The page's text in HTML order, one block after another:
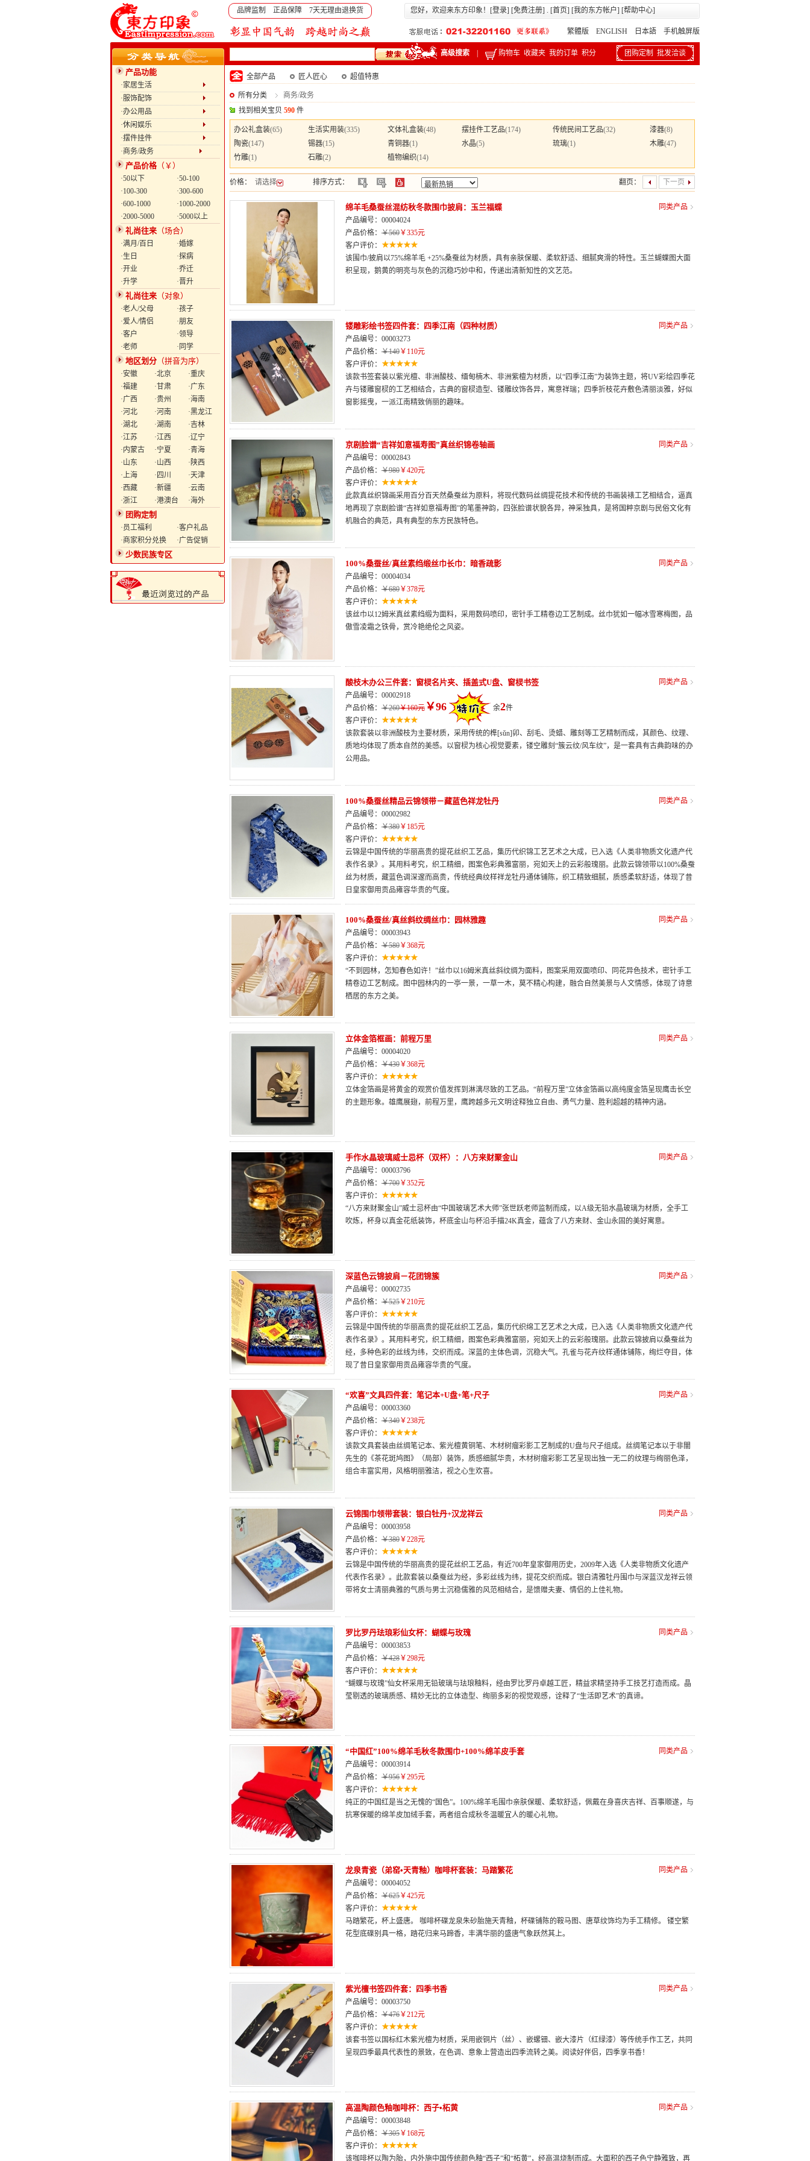
品牌监制 正品保障 7天无理由退换货 您好，欢迎来东方印象！[登录] [免费注册] . [首页] [我的东方帐户] [帮助中心]
繁體版 ENGLISH 日本語 手机触屏版
高级搜索 购物车 收藏夹 我的订单 积分 团购定制 批发洽谈
产品功能
·家居生活
·服饰配饰
·办公用品
·休闲娱乐
·摆件挂件
·商务/政务
产品价格（￥）
·50以下
·50-100
·100-300
·300-600
·600-1000
·1000-2000
·2000-5000
·5000以上
礼尚往来 （场合）
·满月/百日
·婚嫁
·生日
·探病
·开业
·乔迁
·升学
·晋升
礼尚往来 （对象）
·老人/父母
·孩子
·爱人/情侣
·朋友
·客户
·领导
·老师
·同学
地区划分 （拼音为序）
·安徽 ·北京
·重庆
·福建
·甘肃
·广东
·广西
·贵州
·海南
·河北
·河南
·黑龙江
·湖北
·湖南
·吉林
·江苏
·江西
·辽宁
·内蒙古
·宁夏
·青海
·山东
·山西
·陕西
·上海
·四川
·天津
·西藏
·新疆
·云南
·浙江
·港澳台 ·海外
团购定制
·员工福利
·客户礼品
·商家积分兑换
·广告促销
少数民族专区
全部产品 匠人匠心 超值特惠
所有分类
商务/政务
找到相关宝贝 590 件
办公礼盒装(65) 生活实用装(335) 文体礼盒装(48) 摆挂件工艺品(174) 传统民间工艺品(32) 漆器(8)
陶瓷(147) 锡器(15) 青铜器(1) 水晶(5) 琉璃(1) 木雕(47)
竹雕(1) 石雕(2) 植物编织(14)
价格： 请选择 排序方式： 翻页： 下一页
绵羊毛桑蚕丝混纺秋冬款围巾披肩：玉兰福蝶
同类产品
产品编号：00004024
产品价格： ￥560￥335元
客户评价：
该围巾/披肩以75%绵羊毛 +25%桑蚕丝为材质，具有亲肤保暖、柔软舒适、细腻爽滑的特性。玉兰蝴蝶图大面
积呈现，鹅黄的明亮与灰色的沉稳巧妙中和，传递出清新知性的文艺范。
镂雕彩绘书签四件套：四季江南（四种材质）
同类产品
产品编号：00003273
产品价格： ￥140￥110元
客户评价：
该款书签套装以紫光檀、非洲酸枝、缅甸楠木、非洲紫檀为材质，以“四季江南”为装饰主题，将UV彩绘四季花
卉与镂雕窗棂的工艺相结合，古典的窗棂造型、镂雕纹饰各异，寓意祥瑞；四季折枝花卉敷色清丽淡雅，好似
窗影摇曳，一派江南精致俏丽的趣味。
京剧脸谱“吉祥如意福寿图”真丝织锦卷轴画
同类产品
产品编号：00002843
产品价格： ￥980￥420元
客户评价：
此款真丝织锦画采用百分百天然桑蚕丝为原料，将现代数码丝绸提花技术和传统的书画装裱工艺相结合，逼真
地再现了京剧脸谱“吉祥如意福寿图”的笔墨神韵，四张脸谱状貌各异，神采独具，是将国粹京剧与民俗文化有
机融合的典范，具有典型的东方民族特色。
100%桑蚕丝/真丝素绉缎丝巾长巾：暗香疏影
同类产品
产品编号：00004034
产品价格： ￥680￥378元
客户评价：
该丝巾以12姆米真丝素绉缎为面料，采用数码喷印，密针手工精卷边工艺制成。丝巾犹如一幅冰雪寒梅图，品
傲雪凌霜之铁骨，赏冷艳绝伦之风姿。
酸枝木办公三件套：窗棂名片夹、插盖式U盘、窗棂书签
同类产品
产品编号：00002918
产品价格： ￥260￥160元 ￥96 余2件
客户评价：
该款套装以非洲酸枝为主要材质，采用传统的榫[sǔn]卯、刮毛、烫蜡、雕刻等工艺精制而成，其颜色、纹理、
质地均体现了质本自然的美感。以窗棂为核心视觉要素，镂空雕刻“簇云纹/风车纹”，是一套具有古典韵味的办
公用品。
100%桑蚕丝精品云锦领带－藏蓝色祥龙牡丹
同类产品
产品编号：00002982
产品价格： ￥380￥185元
客户评价：
云锦是中国传统的华丽高贵的提花丝织工艺品，集历代织锦工艺艺术之大成，已入选《人类非物质文化遗产代
表作名录》。其用料考究，织工精细，图案色彩典雅富丽，宛如天上的云彩般瑰丽。此款云锦领带以100%桑蚕
丝为材质，藏蓝色调深邃而高贵，传统经典纹样祥龙牡丹通体铺陈，织工精致细腻，质感柔软舒适，体现了昔
日皇家御用贡品雍容华贵的气度。
100%桑蚕丝/真丝斜纹绸丝巾：园林雅趣
同类产品
产品编号：00003943
产品价格： ￥580￥368元
客户评价：
“不到园林，怎知春色如许！”丝巾以16姆米真丝斜纹绸为面料，图案采用双面喷印、同花异色技术，密针手工
精卷边工艺制成。图中园林内的一亭一景，一草一木，莫不精心构建，融合自然美景与人文情感，体现了诗意
栖居的东方之美。
立体金箔框画：前程万里
同类产品
产品编号：00004020
产品价格： ￥430￥368元
客户评价：
立体金箔画是将黄金的观赏价值发挥到淋漓尽致的工艺品。“前程万里”立体金箔画以高纯度金箔呈现鹰击长空
的主题形象。雄鹰展翅，前程万里，鹰跨越多元文明诠释独立自由、勇气力量、胜利超越的精神内涵。
手作水晶玻璃威士忌杯（双杯）：八方来财聚金山
同类产品
产品编号：00003796
产品价格： ￥700￥352元
客户评价：
“八方来财聚金山”威士忌杯由“中国玻璃艺术大师”张世跃老师监制而成，以A级无铅水晶玻璃为材质，全手工
吹炼，杯身以真金花纸装饰，杯底金山与杯沿手描24K真金，蕴含了八方来财、金山永固的美好寓意。
深蓝色云锦披肩－花团锦簇
同类产品
产品编号：00002735
产品价格： ￥525￥210元
客户评价：
云锦是中国传统的华丽高贵的提花丝织工艺品，集历代织绵工艺艺术之大成，已入选《人类非物质文化遗产代
表作名录》。其用料考究，织工精细，图案色彩典雅富丽，宛如天上的云彩般瑰丽。此款云锦披肩以桑蚕丝为
经，多种色彩的丝线为纬，交织而成。深蓝的主体色调，沉稳大气。孔雀与花卉纹样通体铺陈，绚烂夺目，体
现了昔日皇家御用贡品雍容华贵的气度。
“欢喜”文具四件套：笔记本+U盘+笔+尺子
同类产品
产品编号：00003360
产品价格： ￥340￥238元
客户评价：
该款文具套装由丝绸笔记本、紫光檀黄铜笔、木材树瘤彩影工艺制成的U盘与尺子组成。丝绸笔记本以于非闇
先生的《茶花斑鸠图》（局部）装饰，质感细腻华贵，木材树瘤彩影工艺呈现出独一无二的纹理与绚丽色泽，
组合丰富实用，风格明丽雅洁，视之心生欢喜。
云锦围巾领带套装：银白牡丹+汉龙祥云
同类产品
产品编号：00003958
产品价格： ￥380￥228元
客户评价：
云锦是中国传统的华丽高贵的提花丝织工艺品，有近700年皇家御用历史，2009年入选《人类非物质文化遗产
代表作名录》。此款套装以桑蚕丝为经，多彩丝线为纬，提花交织而成。银白清雅牡丹围巾与深蓝汉龙祥云领
带将女士清丽典雅的气质与男士沉稳儒雅的风范相结合，是馈赠夫妻、情侣的上佳礼物。
罗比罗丹珐琅彩仙女杯：蝴蝶与玫瑰
同类产品
产品编号：00003853
产品价格： ￥428￥298元
客户评价：
“蝴蝶与玫瑰”仙女杯采用无铅玻璃与珐琅釉料，经由罗比罗丹卓越工匠，精益求精坚持手工技艺打造而成。晶
莹剔透的玻璃质感、精妙无比的立体造型、绚丽多彩的视觉观感，诠释了“生活即艺术”的真谛。
“中国红”100%绵羊毛秋冬款围巾+100%绵羊皮手套
同类产品
产品编号：00003914
产品价格： ￥956￥295元
客户评价：
纯正的中国红是当之无愧的“国色”。100%绵羊毛围巾亲肤保暖、柔软舒适，佩戴在身喜庆吉祥、百事顺遂，与
抗寒保暖的绵羊皮加绒手套，两者组合成秋冬温暖宜人的暖心礼物。
龙泉青瓷（弟窑•天青釉）咖啡杯套装：马踏繁花
同类产品
产品编号：00004052
产品价格： ￥625￥425元
客户评价：
马踏繁花，杯上盛唐。 咖啡杯碟龙泉朱砂胎施天青釉，杯碟铺陈的鞍马图、唐草纹饰均为手工精修。 镂空繁
花型底碟别具一格，踏花归来马蹄香，丰满华丽的盛唐气象跃然其上。
紫光檀书签四件套：四季书香
同类产品
产品编号：00003750
产品价格： ￥476￥212元
客户评价：
该套书签以国标红木紫光檀为材质，采用嵌铜片（丝）、嵌螺钿、嵌大漆片（红绿漆）等传统手作工艺，共同
呈现四季最具代表性的景致，在色调、意象上营造出四季流转之美。阅读好伴侣，四季享书香！
高温陶颜色釉咖啡杯：西子•柘黄
同类产品
产品编号：00003848
产品价格： ￥305￥168元
客户评价：
该咖啡杯以陶为胎，内外施中国传统颜色釉“西子”和“柘黄”，经高温烧制而成。大面积的西子色宁静雅致，再